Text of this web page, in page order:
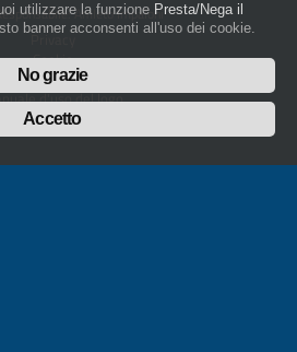
Amleto Impaloni
Privacy
Cookie
Whistleblowing
d'uso del logo
sulla Parità di genere
utilizzare la funzione Presta/Nega il
banner acconsenti all'uso dei cookie.
No grazie
Accetto